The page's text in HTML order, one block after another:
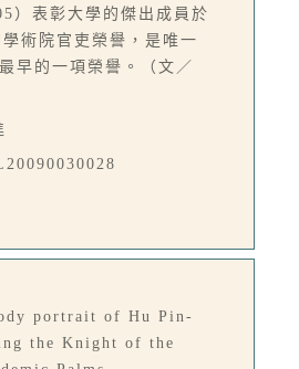
）表彰大學的傑出成員於
術院官吏榮譽，是唯一
早的一項榮譽。（文／
portrait of Hu Pin-
the Knight of the